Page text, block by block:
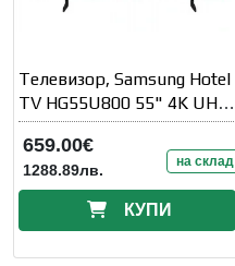
Телевизор, Samsung Hotel
TV HG55U800 55" 4K UHD
LED Hotel TV SMART Black
659.00€
1288.89лв. на склад
КУПИ